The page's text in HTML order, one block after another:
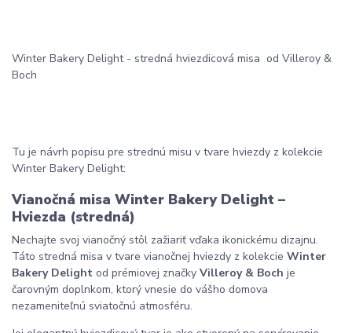
Winter Bakery Delight - stredná hviezdicová misa od Villeroy &
Boch
Tu je návrh popisu pre strednú misu v tvare hviezdy z kolekcie
Winter Bakery Delight:
Vianočná misa Winter Bakery Delight –
Hviezda (stredná)
Nechajte svoj vianočný stôl zažiariť vďaka ikonickému dizajnu.
Táto stredná misa v tvare vianočnej hviezdy z kolekcie Winter
Bakery Delight od prémiovej značky Villeroy & Boch je
čarovným doplnkom, ktorý vnesie do vášho domova
nezameniteľnú sviatočnú atmosféru.